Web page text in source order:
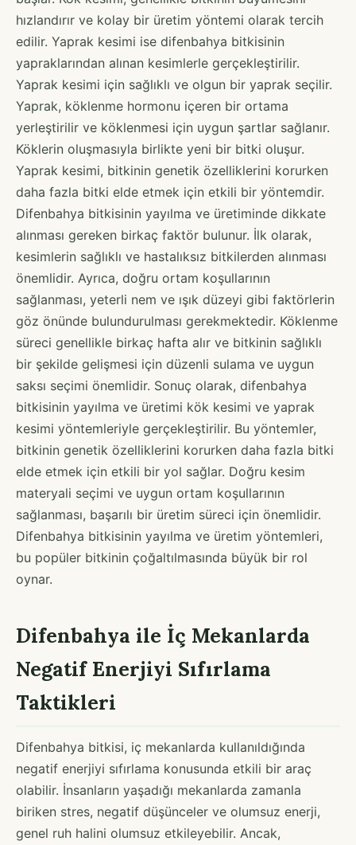
hızlandırır ve kolay bir üretim yöntemi olarak tercih
edilir. Yaprak kesimi ise difenbahya bitkisinin
yapraklarından alınan kesimlerle gerçekleştirilir.
Yaprak kesimi için sağlıklı ve olgun bir yaprak seçilir.
Yaprak, köklenme hormonu içeren bir ortama
yerleştirilir ve köklenmesi için uygun şartlar sağlanır.
Köklerin oluşmasıyla birlikte yeni bir bitki oluşur.
Yaprak kesimi, bitkinin genetik özelliklerini korurken
daha fazla bitki elde etmek için etkili bir yöntemdir.
Difenbahya bitkisinin yayılma ve üretiminde dikkate
alınması gereken birkaç faktör bulunur. İlk olarak,
kesimlerin sağlıklı ve hastalıksız bitkilerden alınması
önemlidir. Ayrıca, doğru ortam koşullarının
sağlanması, yeterli nem ve ışık düzeyi gibi faktörlerin
göz önünde bulundurulması gerekmektedir. Köklenme
süreci genellikle birkaç hafta alır ve bitkinin sağlıklı
bir şekilde gelişmesi için düzenli sulama ve uygun
saksı seçimi önemlidir. Sonuç olarak, difenbahya
bitkisinin yayılma ve üretimi kök kesimi ve yaprak
kesimi yöntemleriyle gerçekleştirilir. Bu yöntemler,
bitkinin genetik özelliklerini korurken daha fazla bitki
elde etmek için etkili bir yol sağlar. Doğru kesim
materyali seçimi ve uygun ortam koşullarının
sağlanması, başarılı bir üretim süreci için önemlidir.
Difenbahya bitkisinin yayılma ve üretim yöntemleri,
bu popüler bitkinin çoğaltılmasında büyük bir rol
oynar.
Difenbahya ile İç Mekanlarda
Negatif Enerjiyi Sıfırlama
Taktikleri
Difenbahya bitkisi, iç mekanlarda kullanıldığında
negatif enerjiyi sıfırlama konusunda etkili bir araç
olabilir. İnsanların yaşadığı mekanlarda zamanla
biriken stres, negatif düşünceler ve olumsuz enerji,
genel ruh halini olumsuz etkileyebilir. Ancak,